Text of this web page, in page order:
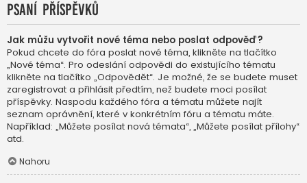
Psaní příspěvků
Jak můžu vytvořit nové téma nebo poslat odpověď?
Pokud chcete do fóra poslat nové téma, klikněte na tlačítko
„Nové téma“. Pro odeslání odpovědi do existujícího tématu
klikněte na tlačítko „Odpovědět“. Je možné, že se budete muset
zaregistrovat a přihlásit předtím, než budete moci posílat
příspěvky. Naspodu každého fóra a tématu můžete najít
seznam oprávnění, které v konkrétním fóru a tématu máte.
Například: „Můžete posílat nová témata“, „Můžete posílat přílohy“
atd.
Nahoru